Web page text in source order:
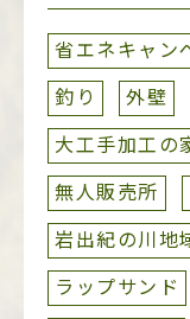
省エネキャン
釣り
外壁
大工手加工の
無人販売所
岩出紀の川地
ラップサンド